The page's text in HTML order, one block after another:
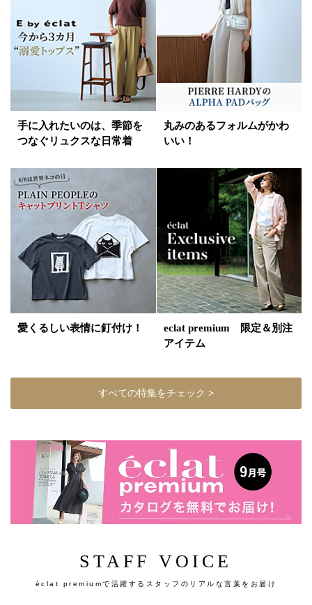
手に入れたいのは、季節を
つなぐリュクスな日常着
丸みのあるフォルムがかわ
いい！
愛くるしい表情に釘付け！
eclat premium 限定＆別注
アイテム
すべての特集をチェック >
STAFF VOICE
éclat premiumで活躍するスタッフのリアルな言葉をお届け